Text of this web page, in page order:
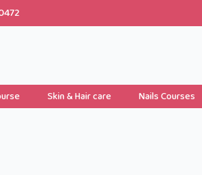
Skin & Hair care Nails Courses